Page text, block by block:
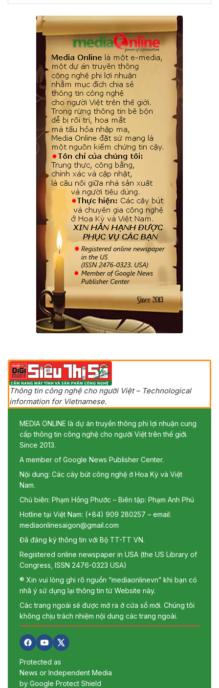
Thông tin công nghệ cho người Việt – Technological
information for Vietnamese.
MEDIA ONLINE là dự án truyền thông phi lợi nhuận cung
cấp thông tin công nghệ cho người Việt trên thế giới.
Since 2013.
A member of Google News Publisher Center.
Nội dung: Các cây bút công nghệ ở Hoa Kỳ và Việt
Nam.
Chủ biên: Phạm Hồng Phước – Biên tập: Phạm Anh Phú
Hotline tại Việt Nam: (+84) 909 280257 – email:
mediaonlinesaigon@gmail.com
Đã đăng ký thông tin với Bộ TT-TT VN.
Registered online newspaper in USA (the US Library of
Congress, ISSN 2476-0323 USA)
® Xin vui lòng ghi rõ nguồn “mediaonlinevn” khi bạn có
nhã ý sử dụng lại thông tin từ Website này.
Các trang ngoài sẽ được mở ra ở cửa sổ mới. Chúng tôi
không chịu trách nhiệm nội dung các trang ngoài.
Protected as
News or Independent Media
by Google Protect Shield